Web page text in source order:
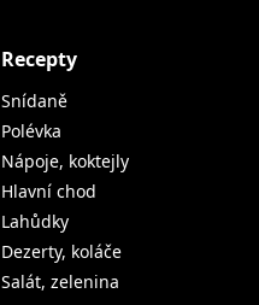
Recepty
Snídaně
Polévka
Nápoje, koktejly
Hlavní chod
Lahůdky
Dezerty, koláče
Salát, zelenina